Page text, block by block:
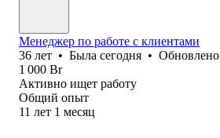
Менеджер по работе с клиентами
36 лет • Была сегодня • Обновлено
1 000 Br
Активно ищет работу
Общий опыт
11 лет 1 месяц